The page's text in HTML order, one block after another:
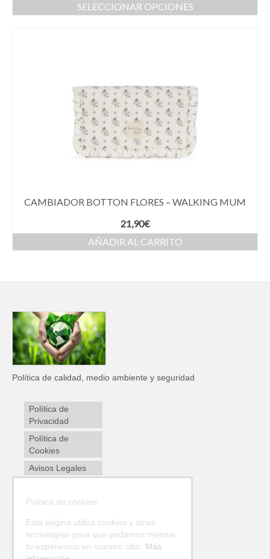
SELECCIONAR OPCIONES
CAMBIADOR BOTTON FLORES – WALKING MUM
21,90€
AÑADIR AL CARRITO
Política de calidad, medio ambiente y seguridad
Política de
Privacidad
Política de
Cookies
Avisos Legales
devoluciones
Política de cookies
Esta página utiliza cookies y otras
tecnologías para que podamos mejorar
tu experiencia en nuestro sitio: Más